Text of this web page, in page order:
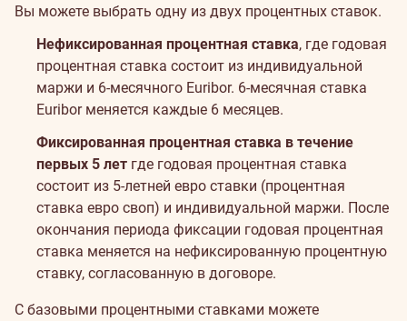
Вы можете выбрать одну из двух процентных ставок.
Нефиксированная процентная ставка, где годовая
процентная ставка состоит из индивидуальной
маржи и 6-месячного Euribor. 6-месячная ставка
Euribor меняется каждые 6 месяцев.
Фиксированная процентная ставка в течение
первых 5 лет где годовая процентная ставка
состоит из 5-летней евро ставки (процентная
ставка евро своп) и индивидуальной маржи. После
окончания периода фиксации годовая процентная
ставка меняется на нефиксированную процентную
ставку, согласованную в договоре.
С базовыми процентными ставками можете